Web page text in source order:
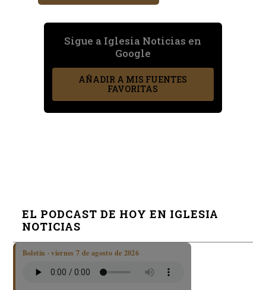
Sigue a Iglesia Noticias en
Google
AÑADIR A MIS FUENTES
FAVORITAS
EL PODCAST DE HOY EN IGLESIA
NOTICIAS
Boletín · viernes 7 de agosto de 2026